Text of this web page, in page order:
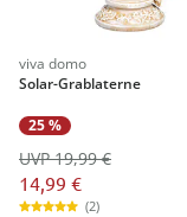
viva domo
Solar-Grablaterne
25 %
14,99 €
UVP 19,99 €
(2)